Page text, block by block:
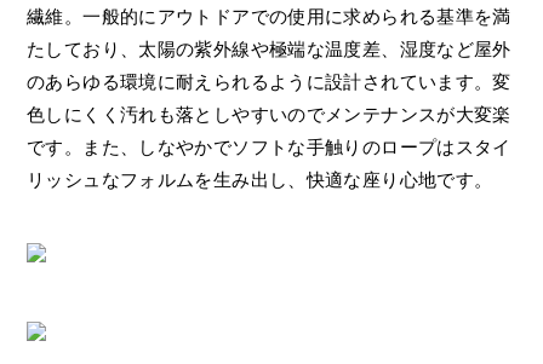
繊維。一般的にアウトドアでの使用に求められる基準を満
たしており、太陽の紫外線や極端な温度差、湿度など屋外
のあらゆる環境に耐えられるように設計されています。変
色しにくく汚れも落としやすいのでメンテナンスが大変楽
です。また、しなやかでソフトな手触りのロープはスタイ
リッシュなフォルムを生み出し、快適な座り心地です。